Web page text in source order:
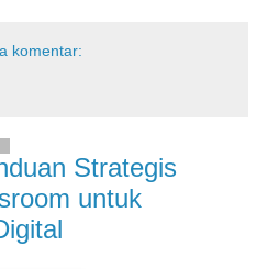
komentar:
Strategis
untuk